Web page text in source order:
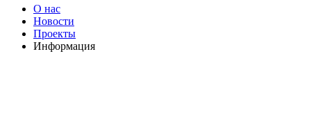
О нас
Новости
Проекты
Информация